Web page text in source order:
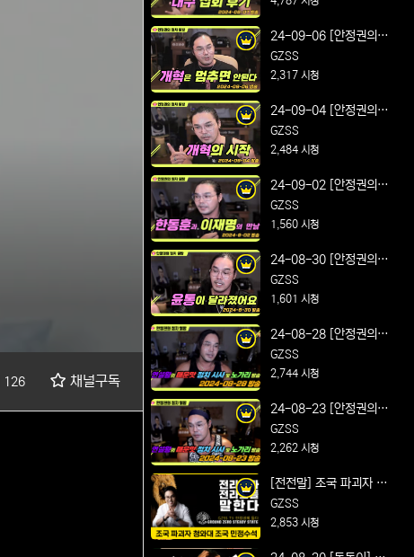
126 채널구독
24-09-06 [안정권의 썰
방] 연설왕의 매운맛 정
치 시사 및 노가리 방송
된다
GZSS
2,317 시청
24-09-04 [안정권의 썰
방] 연설왕의 매운맛 정
치 시사 및 노가리 방송
GZSS
2,484 시청
24-09-02 [안정권의 썰
방] 연설왕의 매운맛 정
치 시사 및 노가리 방송
의 만남
GZSS
1,560 시청
24-08-30 [안정권의 썰
방] 연설왕의 매운맛 정
치 시사 및 노가리 방송
요
GZSS
1,601 시청
24-08-28 [안정권의 썰
방] 연설왕의 매운맛 정
치 시사 및 노가리 방송
GZSS
2,744 시청
24-08-23 [안정권의 썰
방] 연설왕의 매운맛 정
치 시사 및 노가리 방송
강 유의
GZSS
2,262 시청
[전전말] 조국 파괴자 청
와대 조국 민정수석 얼마
나 아십니까
GZSS
2,853 시청